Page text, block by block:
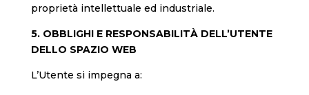
proprietà intellettuale ed industriale.
5. OBBLIGHI E RESPONSABILITÀ DELL’UTENTE
DELLO SPAZIO WEB
L’Utente si impegna a: